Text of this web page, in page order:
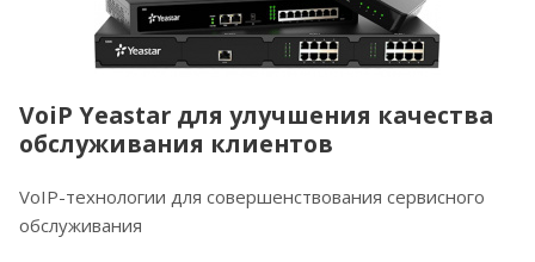
VoiP Yeastar для улучшения качества
обслуживания клиентов
VoIP-технологии для совершенствования сервисного
обслуживания